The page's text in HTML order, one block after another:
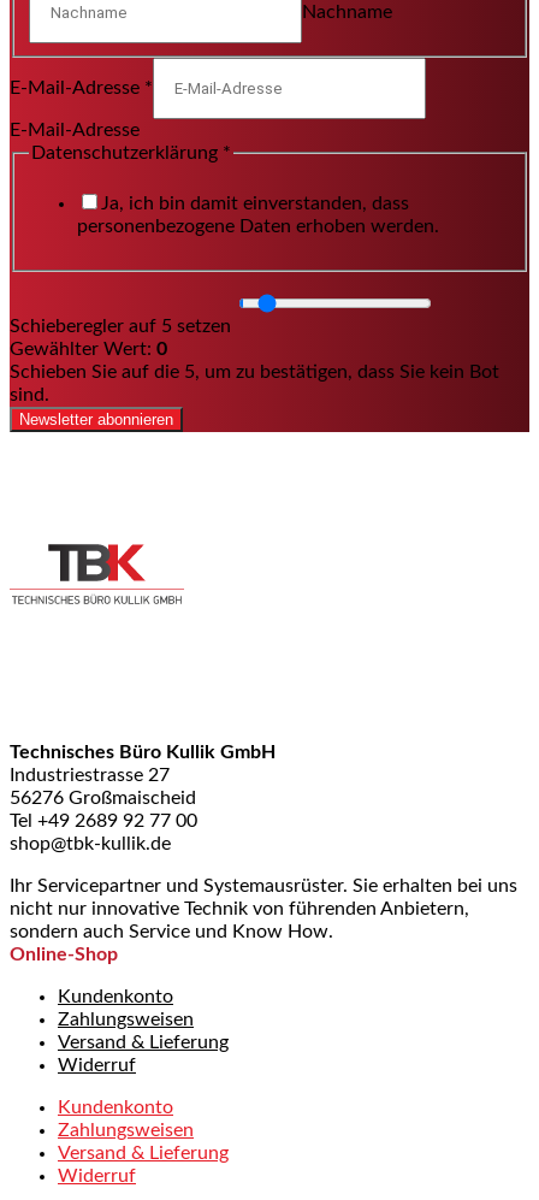
Nachname
E-Mail-Adresse *
E-Mail-Adresse
Datenschutzerklärung *
Ja, ich bin damit einverstanden, dass
personenbezogene Daten erhoben werden.
Schieberegler auf 5 setzen
Gewählter Wert: 0
Schieben Sie auf die 5, um zu bestätigen, dass Sie kein Bot
sind.
Newsletter abonnieren
Technisches Büro Kullik GmbH
Industriestrasse 27
56276 Großmaischeid
Tel +49 2689 92 77 00
shop@tbk-kullik.de
Ihr Servicepartner und Systemausrüster. Sie erhalten bei uns
nicht nur innovative Technik von führenden Anbietern,
sondern auch Service und Know How.
Online-Shop
Kundenkonto
Zahlungsweisen
Versand & Lieferung
Widerruf
Kundenkonto
Zahlungsweisen
Versand & Lieferung
Widerruf